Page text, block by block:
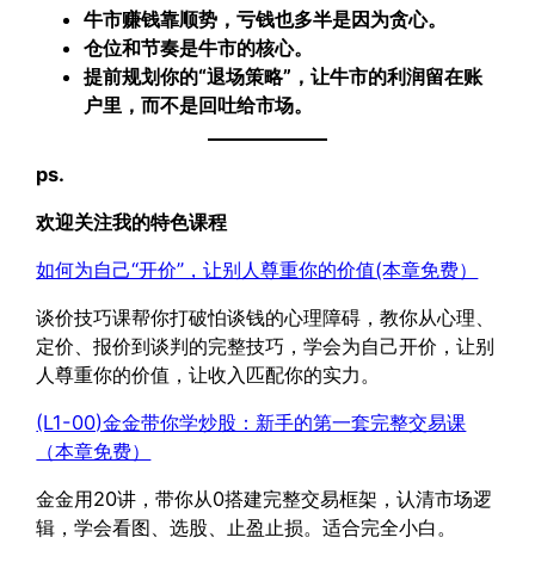
牛市赚钱靠顺势，亏钱也多半是因为贪心。
仓位和节奏是牛市的核心。
提前规划你的“退场策略”，让牛市的利润留在账
户里，而不是回吐给市场。
ps.
欢迎关注我的特色课程
如何为自己“开价”，让别人尊重你的价值(本章免费）
谈价技巧课帮你打破怕谈钱的心理障碍，教你从心理、
定价、报价到谈判的完整技巧，学会为自己开价，让别
人尊重你的价值，让收入匹配你的实力。
(L1-00)金金带你学炒股：新手的第一套完整交易课
（本章免费）
金金用20讲，带你从0搭建完整交易框架，认清市场逻
辑，学会看图、选股、止盈止损。适合完全小白。